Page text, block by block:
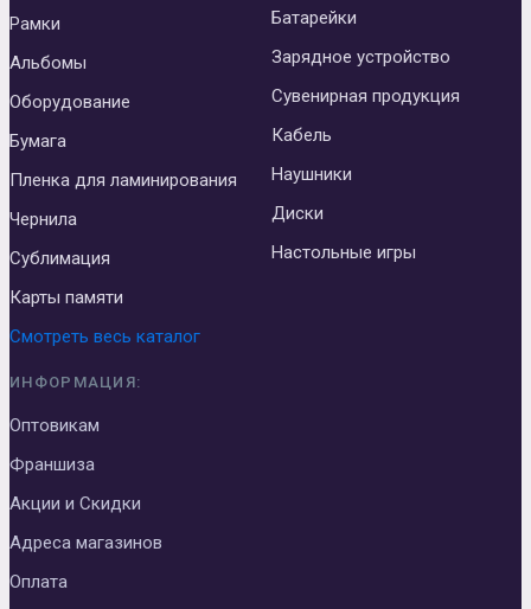
Рамки
Альбомы
Оборудование
Бумага
Пленка для ламинирования
Чернила
Сублимация
Карты памяти
Батарейки
Зарядное устройство
Сувенирная продукция
Кабель
Наушники
Диски
Настольные игры
Смотреть весь каталог
ИНФОРМАЦИЯ:
Оптовикам
Франшиза
Акции и Скидки
Адреса магазинов
Оплата